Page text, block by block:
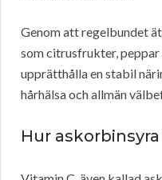
Genom att regelbundet
som citrusfrukter,
upprätthålla en stabil
hårhälsa och allmän
Hur